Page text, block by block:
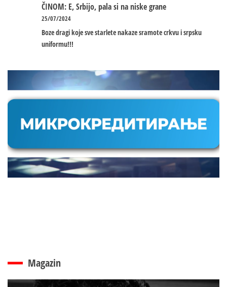
ČINOM: E, Srbijo, pala si na niske grane
25/07/2024
Boze dragi koje sve starlete nakaze sramote crkvu i srpsku
uniformu!!!
Magazin